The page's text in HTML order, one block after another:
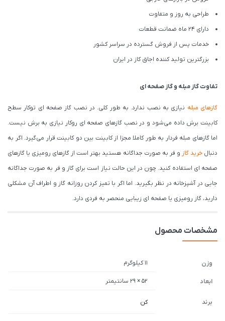
طراحی به روز و متفاوت
دارای 24 ماه ضمانت قطعات
خدمات پس از فروش گسترده در سراسر کشور
بزرگترین تولید کننده اجاق کاز در ایران
تفاوت گاز مبله و گاز صفحه ای
گازهای مبله نیازی به نصب ندارد. به طور کلی. در نصب گاز صفحه ای توکار سطح
کابینت برش داده می‌شود و در نصب گازهای صفحه ای روکار نیازی به برش نیست.
اما گازهای مبله فردار به طور کاملا مجزا از کابینت بین دو کابینت قرار می‌گیرد. اگر به
دنبالخرید گاز و فر به صورت جداگانه هستید بهتر است از گازهای رومیزی یا گازهای
صفحه ای استفاده کنید. چون در این حالت نیاز است برای گاز و فر به صورت جداگانه
جایی در آشپزخانه در نظر بگیرید. اما اگر با تمیز کردن روزانه گاز و اطراف آن مشکلی
دارید، گاز رومیزی یا صفحه ای زیبایی منحصر به فردی دارد.
مشخصات محصول
وزن 11 کیلوگرم
ابعاد 52 × 29 سانتیمتر
برند کن